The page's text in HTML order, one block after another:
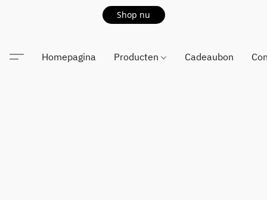
Shop nu
Homepagina Producten Cadeaubon